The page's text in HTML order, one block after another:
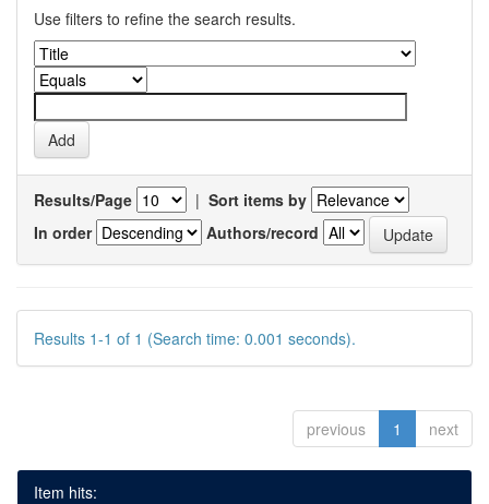
Use filters to refine the search results.
Results/Page | Sort items by
In order
Authors/record
Results 1-1 of 1 (Search time: 0.001 seconds).
previous 1 next
Item hits: